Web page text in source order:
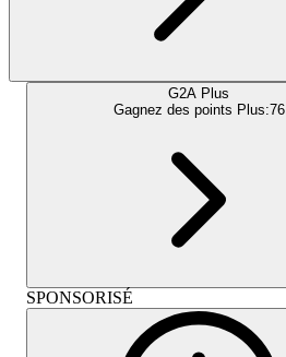
G2A Plus
Gagnez des points Plus:76
SPONSORISÉ